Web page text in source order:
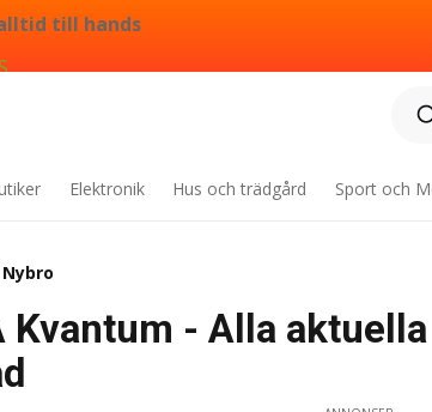
till hands
Elektronik Hus och trädgård Sport och
Kvantum - Alla